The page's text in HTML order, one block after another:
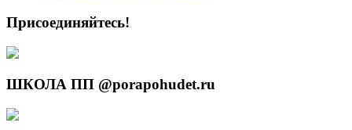
Присоединяйтесь!
ШКОЛА ПП @porapohudet.ru